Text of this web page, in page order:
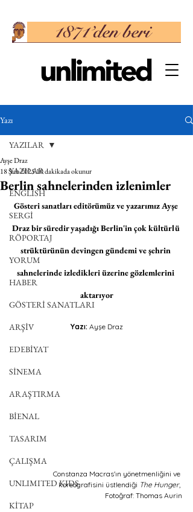
Yazı
YAZILAR
ENGLISH
SERGİ
RÖPORTAJ
YORUM
HABER
GÖSTERİ SANATLARI
ARŞİV
EDEBİYAT
SİNEMA
ARAŞTIRMA
BİENAL
TASARIM
ÇALIŞMA
UNLIMITED KIDS
KİTAP
YAZILAR
Berlin sahnelerinden izlenimler
Ayşe Draz
18 Şub 202510 dakikada okunur
Gösteri sanatları editörümüz ve yazarımız Ayşe
Draz bir süredir yaşadığı Berlin'in çok kültürlü
strüktürünün devingen gündemi ve şehrin
sahnelerinde izledikleri üzerine gözlemlerini
aktarıyor
Yazı: Ayşe Draz
Constanza Macras'ın yönetmenliğini ve
koreografisini üstlendiği The Hunger,
Fotoğraf: Thomas Aurin